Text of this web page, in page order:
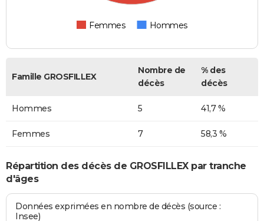
Femmes Hommes
Famille GROSFILLEX
Nombre de
décès
% des
décès
Hommes 5 41,7 %
Femmes 7 58,3 %
Répartition des décès de GROSFILLEX par tranche
d'âges
Données exprimées en nombre de décès (source :
Insee)